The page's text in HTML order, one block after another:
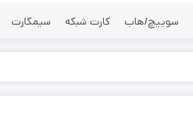
سوییچ/هاب کارت شبکه سیمکارت